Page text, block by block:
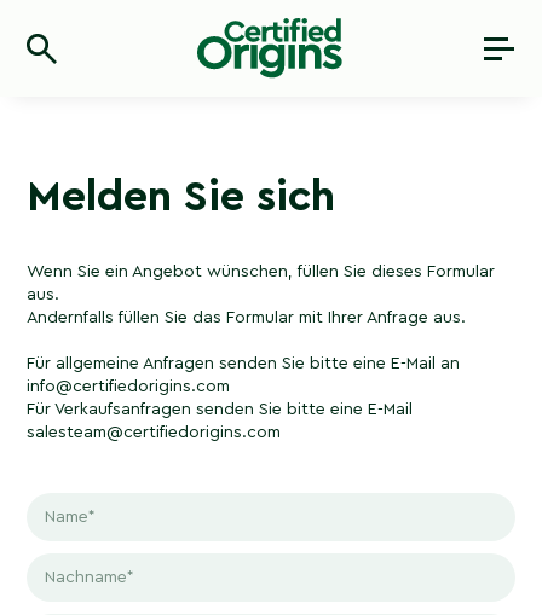
Melden Sie sich
Wenn Sie ein Angebot wünschen, füllen Sie dieses Formular
aus.
Andernfalls füllen Sie das Formular mit Ihrer Anfrage aus.
Für allgemeine Anfragen senden Sie bitte eine E-Mail an
info@certifiedorigins.com
Für Verkaufsanfragen senden Sie bitte eine E-Mail
salesteam@certifiedorigins.com